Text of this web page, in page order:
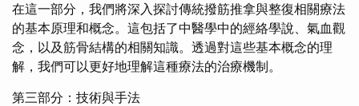
在這一部分，我們將深入探討傳統撥筋推拿與整復相關療法
的基本原理和概念。這包括了中醫學中的經絡學說、氣血觀
念，以及筋骨結構的相關知識。透過對這些基本概念的理
解，我們可以更好地理解這種療法的治療機制。
第三部分：技術與手法